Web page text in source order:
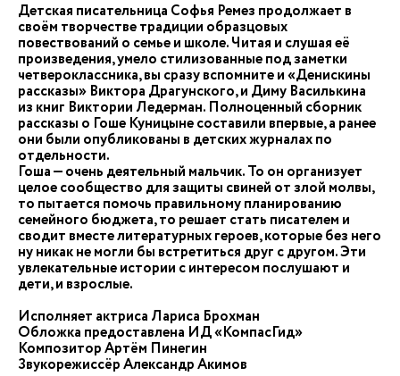
Детская писательница Софья Ремез продолжает в
своём творчестве традиции образцовых
повествований о семье и школе. Читая и слушая её
произведения, умело стилизованные под заметки
четвероклассника, вы сразу вспомните и «Денискины
рассказы» Виктора Драгунского, и Диму Василькина
из книг Виктории Ледерман. Полноценный сборник
рассказы о Гоше Куницыне составили впервые, а ранее
они были опубликованы в детских журналах по
отдельности.
Гоша — очень деятельный мальчик. То он организует
целое сообщество для защиты свиней от злой молвы,
то пытается помочь правильному планированию
семейного бюджета, то решает стать писателем и
сводит вместе литературных героев, которые без него
ну никак не могли бы встретиться друг с другом. Эти
увлекательные истории с интересом послушают и
дети, и взрослые.
Исполняет актриса Лариса Брохман
Обложка предоставлена ИД «КомпасГид»
Композитор Артём Пинегин
Звукорежиссёр Александр Акимов